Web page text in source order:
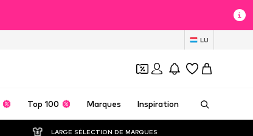
LU
Top 100 Marques Inspiration
LARGE SÉLECTION DE MARQUES